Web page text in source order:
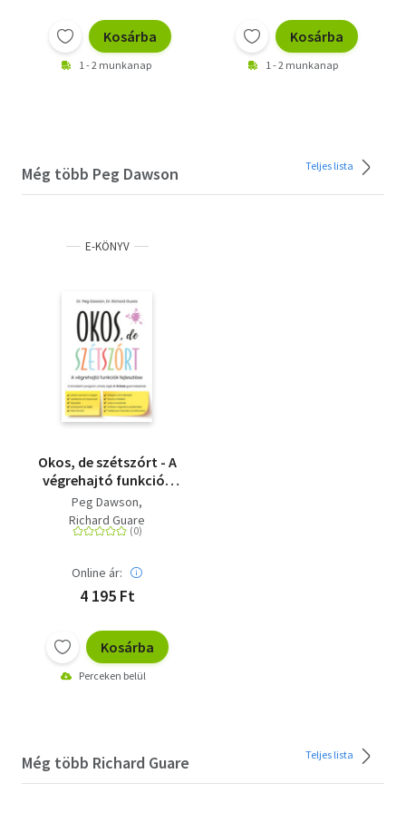
Kosárba
1 - 2 munkanap
Kosárba
1 - 2 munkanap
Még több Peg Dawson Teljes lista
E-KÖNYV
Okos, de szétszórt - A
végrehajtó funkciók
fejlesztése
Peg Dawson
Richard Guare
Online ár:
4 195 Ft
Kosárba
Perceken belül
Még több Richard Guare Teljes lista